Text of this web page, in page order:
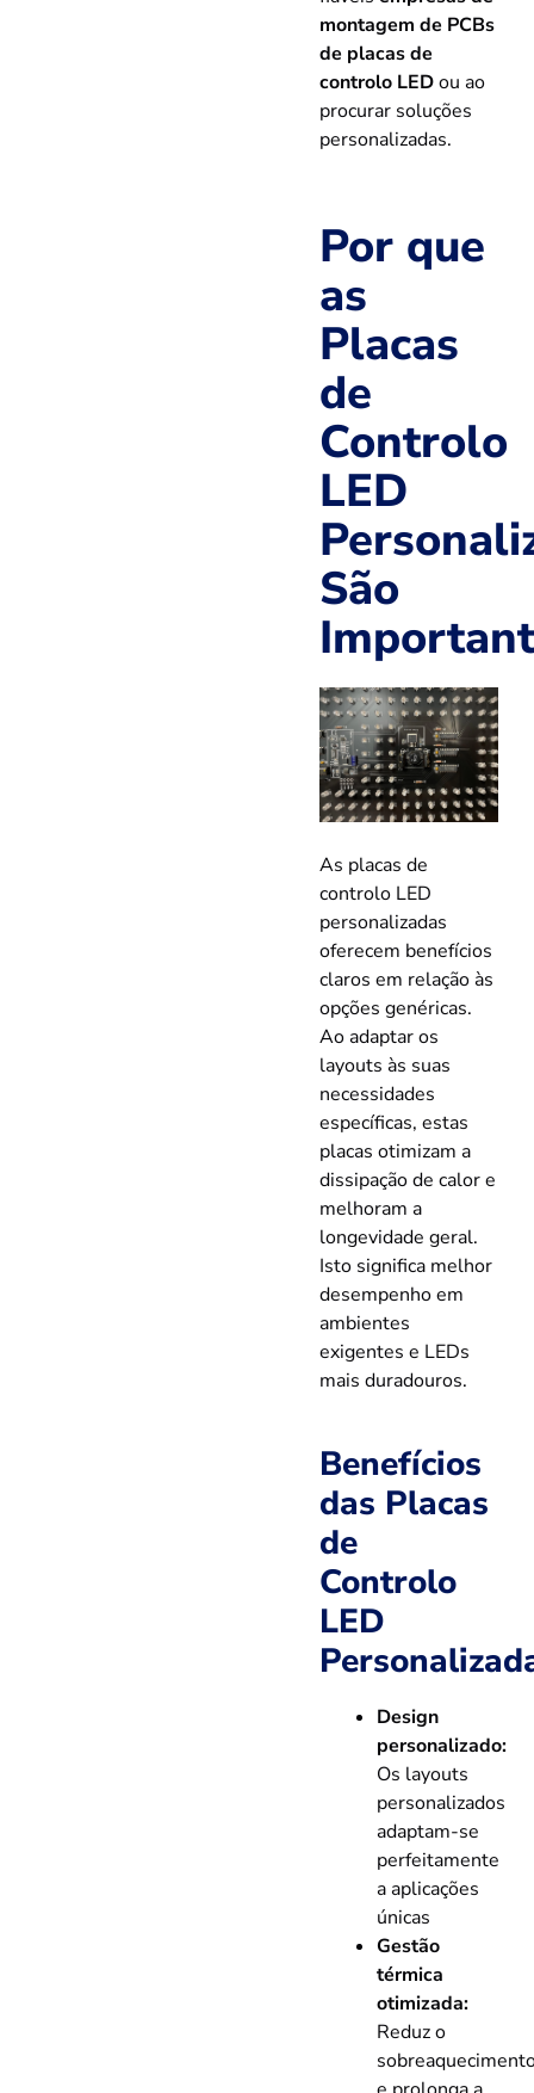
montagem de PCBs
de placas de
controlo LEDou ao
procurar soluções
personalizadas.
Por que
as
Placas
de
Controlo
LED
São
As placas de
controlo LED
personalizadas
oferecem benefícios
claros em relação às
opções genéricas.
Ao adaptar os
layouts às suas
necessidades
específicas, estas
placas otimizam a
dissipação de calor e
melhoram a
longevidade geral.
Isto significa melhor
desempenho em
ambientes
exigentes e LEDs
mais duradouros.
Benefícios
das Placas
de
Controlo
LED
Design
personalizado:
Os layouts
personalizados
adaptam-se
perfeitamente
a aplicações
únicas
Gestão
térmica
otimizada:
Reduz o